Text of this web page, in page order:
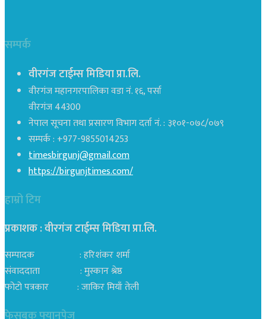
सम्पर्क
वीरगंज टाईम्स मिडिया प्रा.लि.
वीरगंज महानगरपालिका वडा नं. १६, पर्सा
वीरगंज 44300
नेपाल सूचना तथा प्रसारण विभाग दर्ता नं. : ३१०१-०७८/०७९
सम्पर्क : +977-9855014253
timesbirgunj@gmail.com
https://birgunjtimes.com/
हाम्रो टिम
प्रकाशक : वीरगंज टाईम्स मिडिया प्रा‍.लि.
सम्पादक : हरिशंकर शर्मा
संवाददाता : मुस्कान श्रेष्ठ
फोटो पत्रकार : जाकिर मियाँ तेली